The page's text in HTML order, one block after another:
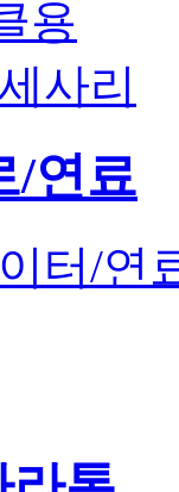
용
사리
/연료
터/연